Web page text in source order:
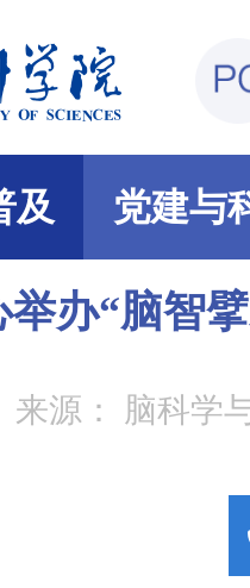
及 党建与
办“脑智
来源： 脑科学